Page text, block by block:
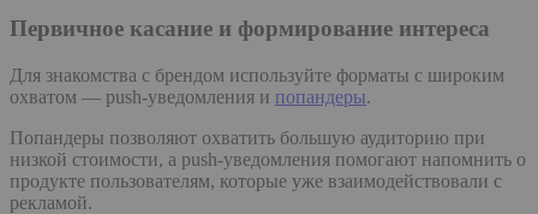
Первичное касание и формирование интереса
Для знакомства с брендом используйте форматы с широким
охватом — push-уведомления и попандеры.
Попандеры позволяют охватить большую аудиторию при
низкой стоимости, а push-уведомления помогают напомнить о
продукте пользователям, которые уже взаимодействовали с
рекламой.